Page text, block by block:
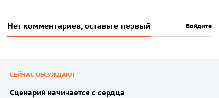
Нет комментариев, оставьте первый Войдите
СЕЙЧАС ОБСУЖДАЮТ
Сценарий начинается с сердца